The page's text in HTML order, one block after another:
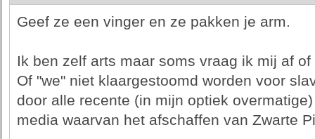
Geef ze een vinger en ze pakken je arm.
Ik ben zelf arts maar soms vraag ik mij af
Of "we" niet klaargestoomd worden voor
door alle recente (in mijn optiek
media waarvan het afschaffen van Zwarte